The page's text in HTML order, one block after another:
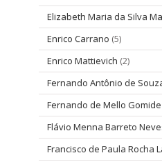
Elizabeth Maria da Silva
Enrico Carrano (5)
Enrico Mattievich (2)
Fernando Antônio de
Fernando de Mello Gomide
Flávio Menna Barreto
Francisco de Paula Rocha